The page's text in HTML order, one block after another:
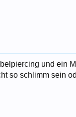
und ein
so schlimm sein